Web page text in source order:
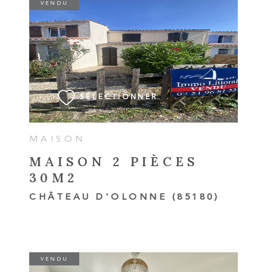
MAISON
MAISON 2 PIÈCES
30M2
CHÂTEAU D'OLONNE (85180)
VENDU
SÉLECTIONNER
VOIR LE BIEN
VENDU